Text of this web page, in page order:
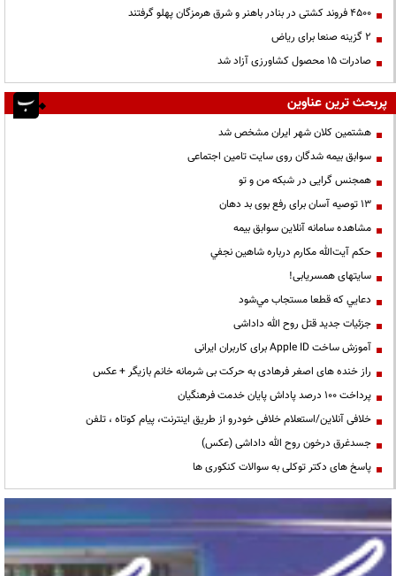
۴۵۰۰ فروند کشتی در بنادر باهنر و شرق هرمزگان پهلو گرفتند
۲ گزینه صنعا برای ریاض
صادرات ۱۵ محصول کشاورزی آزاد شد
پربحث ترین عناوین
هشتمین کلان شهر ایران مشخص شد
سوابق بیمه شدگان روی سایت تامین اجتماعی
همجنس گرایی در شبکه من و تو
13 توصیه آسان برای رفع بوی بد دهان
مشاهده سامانه آنلاين سوابق بیمه
حكم آيت‌الله مكارم درباره شاهين نجفي
سایتهای همسریابی!
دعايي كه قطعا مستجاب مي‌شود
جزئیات جدید قتل روح الله داداشی
آموزش ساخت Apple ID برای کاربران ایرانی
راز خنده های اصغر فرهادی به حرکت بی شرمانه خانم بازیگر + عکس
پرداخت ۱۰۰ درصد پاداش پایان خدمت فرهنگیان
خلافی آنلاین/استعلام خلافی خودرو از طریق اینترنت، پیام کوتاه ، تلفن
جسدغرق درخون روح الله داداشی (عکس)
پاسخ های دکتر توکلی به سوالات کنکوری ها